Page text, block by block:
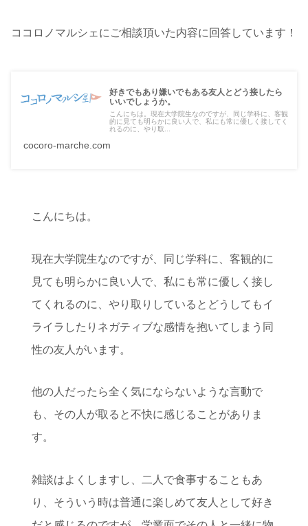
ココロノマルシェにご相談頂いた内容に回答しています！
好きでもあり嫌いでもある友人とどう接したら
いいでしょうか。
こんにちは。現在大学院生なのですが、同じ学科に、客観
的に見ても明らかに良い人で、私にも常に優しく接してく
れるのに、やり取...
cocoro-marche.com
こんにちは。
現在大学院生なのですが、同じ学科に、客観的に
見ても明らかに良い人で、私にも常に優しく接し
てくれるのに、やり取りしているとどうしてもイ
ライラしたりネガティブな感情を抱いてしまう同
性の友人がいます。
他の人だったら全く気にならないような言動で
も、その人が取ると不快に感じることがありま
す。
雑談はよくしますし、二人で食事することもあ
り、そういう時は普通に楽しめて友人として好き